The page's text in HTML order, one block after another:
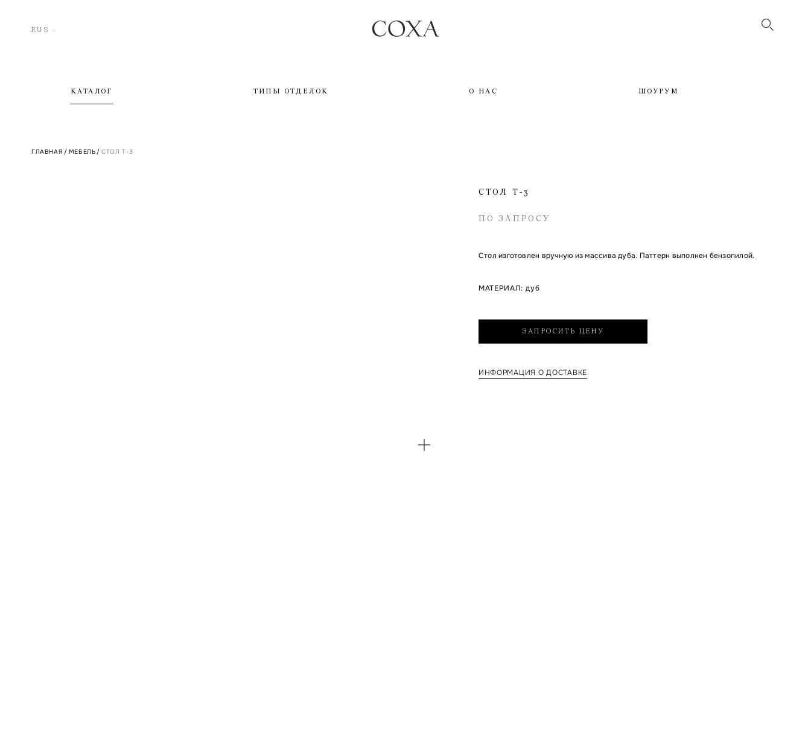
RUS
КАТАЛОГ ТИПЫ ОТДЕЛОК О НАС ШОУРУМ
ГЛАВНАЯ / МЕБЕЛЬ / СТОЛ T-3
СТОЛ T-3
ПО ЗАПРОСУ
Стол изготовлен вручную из массива дуба. Паттерн выполнен бензопилой.
МАТЕРИАЛ: дуб
ЗАПРОСИТЬ ЦЕНУ
ИНФОРМАЦИЯ О ДОСТАВКЕ